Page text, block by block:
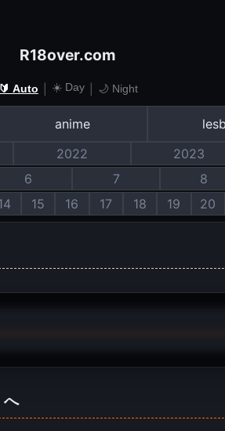
R18over.com
🔰 Auto ☀️ Day 🌙 Night
anime
2022 2023
6 7 8
15 16 17 18 19 20
へ